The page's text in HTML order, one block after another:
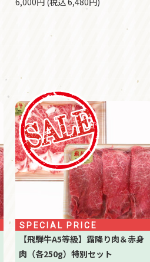
SPECIAL PRICE
【飛騨牛A5等級】霜降り肉＆赤身
肉（各250g）特別セット